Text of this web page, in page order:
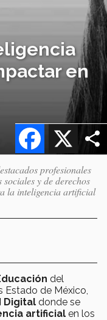
en
X
Facebook
profesionales
y de derechos
la inteligencia artificial
del
de México,
Digital donde se
artificial en los